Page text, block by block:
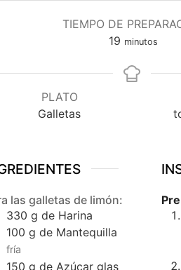
TIEMPO DE
19 minutos
minutos
PLATO
Galletas
las galletas de limón:
330 g de Harina
100 g de Mantequilla
fría
150 g de Azúcar glas